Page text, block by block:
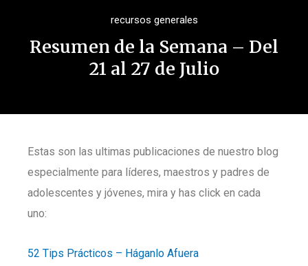
recursos generales
Resumen de la Semana – Del
21 al 27 de Julio
Estas son las ultimas publicaciones de nuestro blog
especialmente para líderes, maestros y padres de
adolescentes y jóvenes, mira y has click en cada
uno:
52 Tips Prácticos – Háganlo Afuera